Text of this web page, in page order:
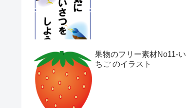
果物のフリー素材No11-い
ちご のイラスト